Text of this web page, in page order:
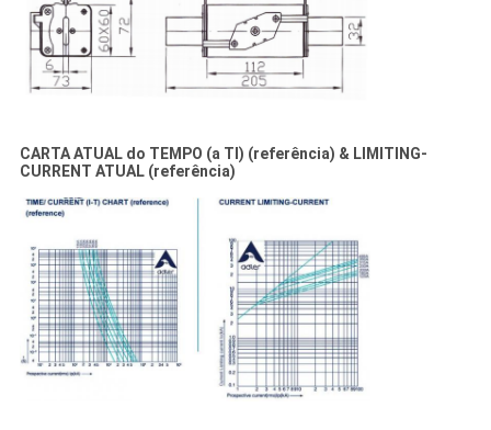
CARTA ATUAL do TEMPO (a TI) (referência) & LIMITING-
CURRENT ATUAL (referência)